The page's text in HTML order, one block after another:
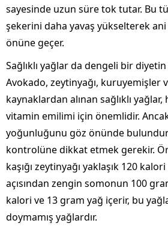
sayesinde uzun süre tok tutar. Bu
şekerini daha yavaş yükselterek
önüne geçer.
Sağlıklı yağlar da dengeli bir
Avokado, zeytinyağı, kuruyemişler
kaynaklardan alınan sağlıklı
vitamin emilimi için önemlidir.
yoğunluğunu göz önünde
kontrolüne dikkat etmek gerekir.
kaşığı zeytinyağı yaklaşık 120
açısından zengin somonun 100
kalori ve 13 gram yağ içerir, bu
doymamış yağlardır.